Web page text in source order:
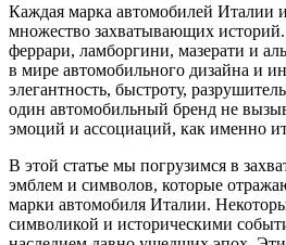
Каждая марка автомобилей Италии
множество захватывающих
феррари, ламборгини, мазерати и
в мире автомобильного дизайна и
элегантность, быстроту,
один автомобильный бренд не
эмоций и ассоциаций, как именно
В этой статье мы погрузимся в
эмблем и символов, которые
марки автомобиля Италии.
символикой и историческими